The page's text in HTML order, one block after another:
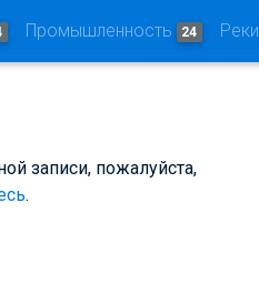
Промышленность 24
записи, пожалуйста,
.